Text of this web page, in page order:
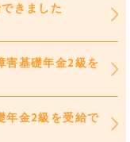
きました
害基礎年金2級を
年金2級を受給で